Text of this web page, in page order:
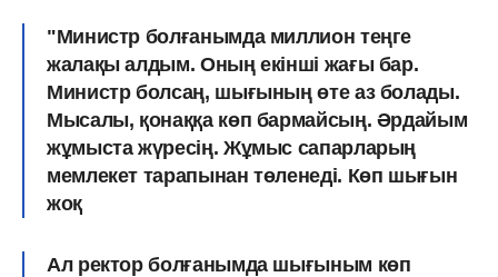
"Министр болғанымда миллион теңге
жалақы алдым. Оның екінші жағы бар.
Министр болсаң, шығының өте аз болады.
Мысалы, қонаққа көп бармайсың. Әрдайым
жұмыста жүресің. Жұмыс сапарларың
мемлекет тарапынан төленеді. Көп шығын
жоқ
Ал ректор болғанымда шығыным көп